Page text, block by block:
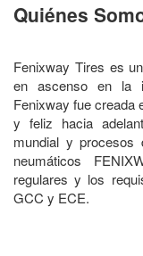
Quiénes
Fenixway Tires es
en ascenso en la
Fenixway fue creada
y feliz hacia
mundial y procesos
neumáticos
regulares y los
GCC y ECE.